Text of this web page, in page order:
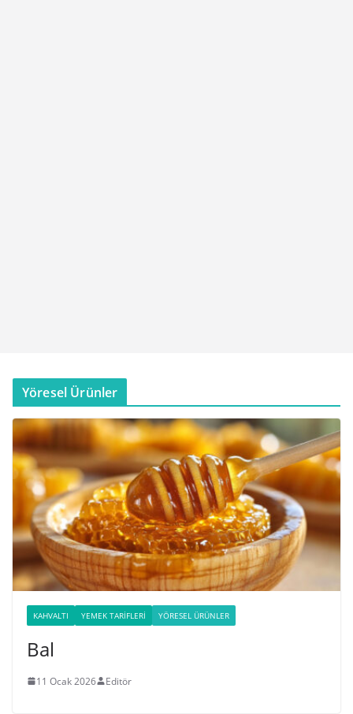
Yöresel Ürünler
KAHVALTI YEMEK TARIFLERI YÖRESEL ÜRÜNLER
Bal
11 Ocak 2026 Editör